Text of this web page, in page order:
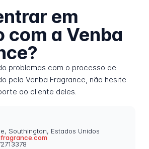
em
com a Venba
problemas com o processo de
pela Venba Fragrance, não hesite
ao cliente deles.
Southington, Estados Unidos